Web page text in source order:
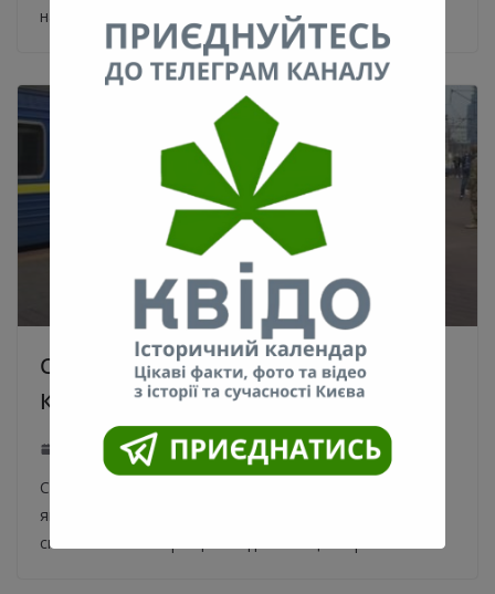
надбудову. Примітно, що на тій же будівлі,
Спецпоїзд “Москва-Київ” прибув до
Києва. Відео
29.03.2020 0
Сьогодні вранці до Києва з Москви прибув спецпоїзд,
яким на Батьківщину доставили близько 700 наших
співвітчизників. Про це повідомляє Цензор.НЕТ та